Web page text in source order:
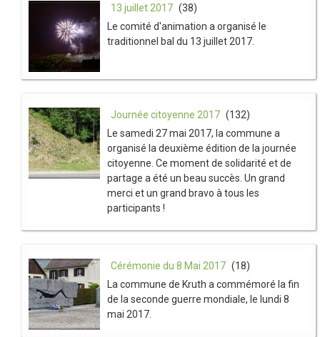
13 juillet 2017 (38)
Le comité d'animation a organisé le
traditionnel bal du 13 juillet 2017.
Journée citoyenne 2017 (132)
Le samedi 27 mai 2017, la commune a
organisé la deuxième édition de la journée
citoyenne. Ce moment de solidarité et de
partage a été un beau succès. Un grand
merci et un grand bravo à tous les
participants !
Cérémonie du 8 Mai 2017 (18)
La commune de Kruth a commémoré la fin
de la seconde guerre mondiale, le lundi 8
mai 2017.